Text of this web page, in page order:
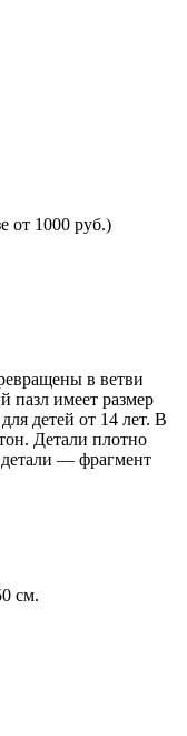
от 1000 руб.)
в ветви
пазл имеет размер
детей от 14 лет. В
Детали плотно
— фрагмент
см.